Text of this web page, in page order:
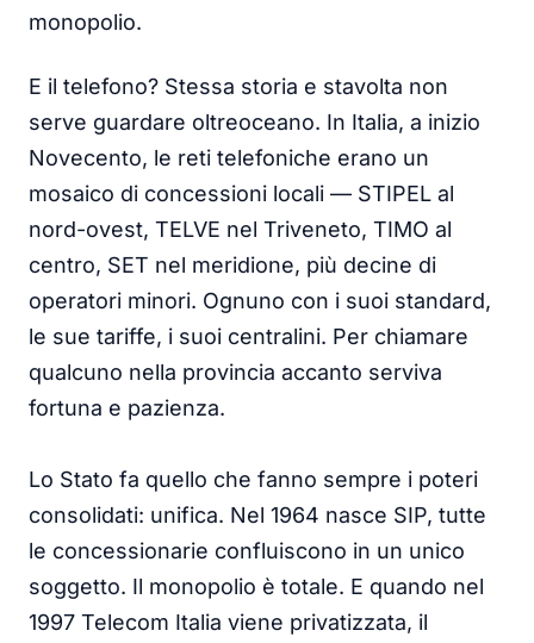
monopolio.
E il telefono? Stessa storia e stavolta non
serve guardare oltreoceano. In Italia, a inizio
Novecento, le reti telefoniche erano un
mosaico di concessioni locali — STIPEL al
nord-ovest, TELVE nel Triveneto, TIMO al
centro, SET nel meridione, più decine di
operatori minori. Ognuno con i suoi standard,
le sue tariffe, i suoi centralini. Per chiamare
qualcuno nella provincia accanto serviva
fortuna e pazienza.
Lo Stato fa quello che fanno sempre i poteri
consolidati: unifica. Nel 1964 nasce SIP, tutte
le concessionarie confluiscono in un unico
soggetto. Il monopolio è totale. E quando nel
1997 Telecom Italia viene privatizzata, il